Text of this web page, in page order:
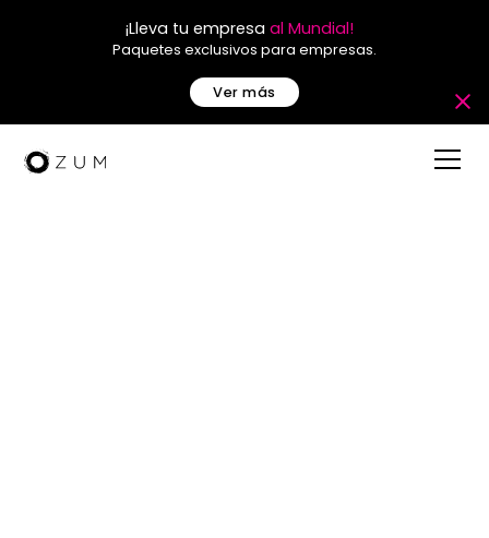
¡Lleva tu empresa al Mundial!
Paquetes exclusivos para empresas.
Ver más